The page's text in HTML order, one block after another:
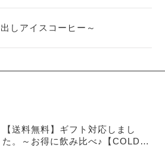
しアイスコーヒー～
【送料無料】ギフト対応しまし
た。～お得に飲み比べ♪【COLDB